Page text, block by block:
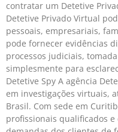
contratar um Detetive
Detetive Privado Virtual
pessoais, empresariais,
pode fornecer evidências
processos judiciais,
simplesmente para
Detetive Spy A agência
em investigações virtuais,
Brasil. Com sede em
profissionais qualificados